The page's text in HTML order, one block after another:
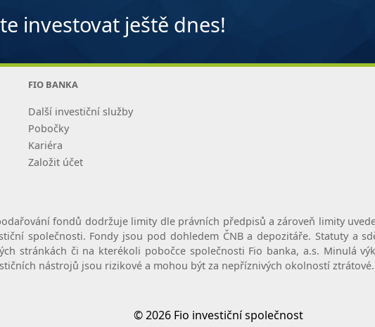
investovat ještě dnes!
FIO BANKA
Další investiční služby
Pobočky
Kariéra
Založit účet
fondů dodržuje limity dle právních předpisů a zároveň limity
společnosti. Fondy jsou pod dohledem ČNB a depozitáře. Statuty a
stránkách či na kterékoli pobočce společnosti Fio banka, a.s. Minulá
nástrojů jsou rizikové a mohou být za nepříznivých okolností
© 2026 Fio investiční společnost